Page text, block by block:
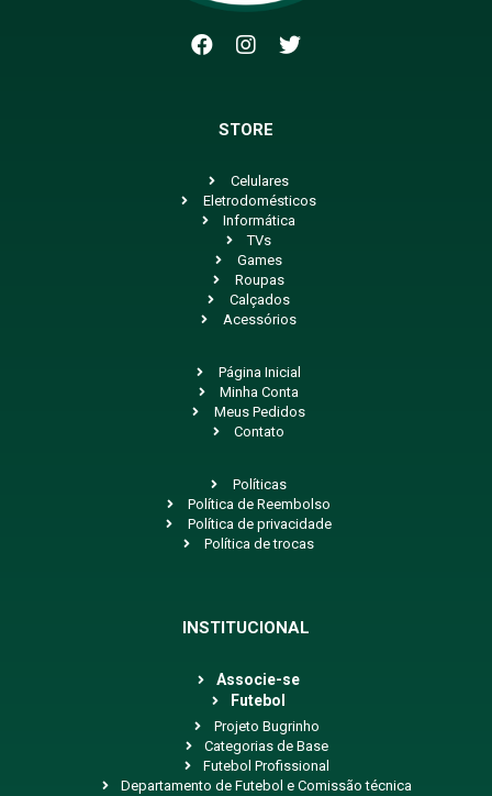
STORE
Celulares
Eletrodomésticos
Informática
TVs
Games
Roupas
Calçados
Acessórios
Página Inicial
Minha Conta
Meus Pedidos
Contato
Políticas
Política de Reembolso
Política de privacidade
Política de trocas
INSTITUCIONAL
Associe-se
Futebol
Projeto Bugrinho
Categorias de Base
Futebol Profissional
Departamento de Futebol e Comissão técnica